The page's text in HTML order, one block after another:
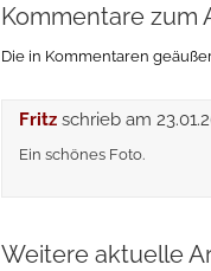
Kommentare zum
Die in Kommentaren
Fritz schrieb am
Ein schönes Foto.
Weitere aktuelle